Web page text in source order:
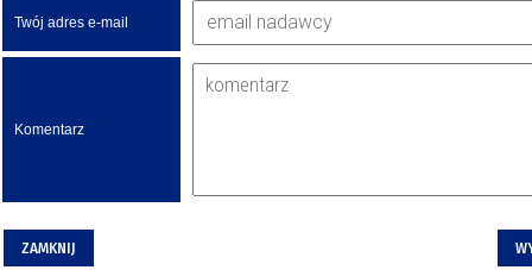
Twój adres e-mail
Komentarz